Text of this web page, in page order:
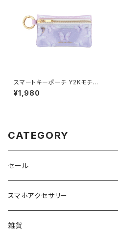
スマートキーポーチ Y2Kモチー
フ（蝶/バタフライ） GKP0043-
C [各種スマートキー用]
¥1,980
CATEGORY
セール
スマホアクセサリー
iPhoneケース
雑貨